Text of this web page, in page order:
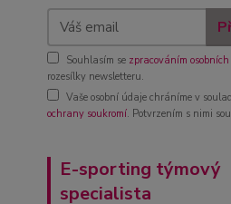
Souhlasím se zpracováním
rozesílky newsletteru.
Vaše osobní údaje chráníme v
ochrany soukromí. Potvrzením s nimi
E-sporting týmový
specialista